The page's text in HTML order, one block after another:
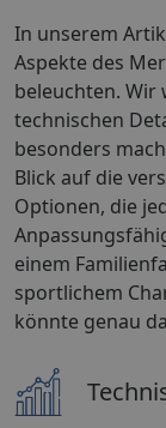
In unserem
Aspekte des
beleuchten. Wir
technischen
besonders
Blick auf die
Optionen, die
einem
sportlichem
könnte genau